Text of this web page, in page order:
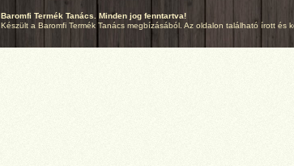
Baromfi Termék Tanács. Minden jog fenntartva!
Készült a Baromfi Termék Tanács megbízásából. Az oldalon található írott és